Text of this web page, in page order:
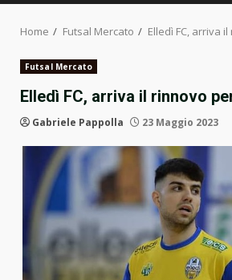
MENU
Home Futsal Mercato Elledì FC, arriva
Futsal Mercato
Elledì FC, arriva il rinnovo
Gabriele Pappolla 23 Maggio 2023